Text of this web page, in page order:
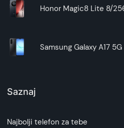
Honor Magic8 Lite 8/
Samsung Galaxy A17
Saznaj
Najbolji telefon za tebe